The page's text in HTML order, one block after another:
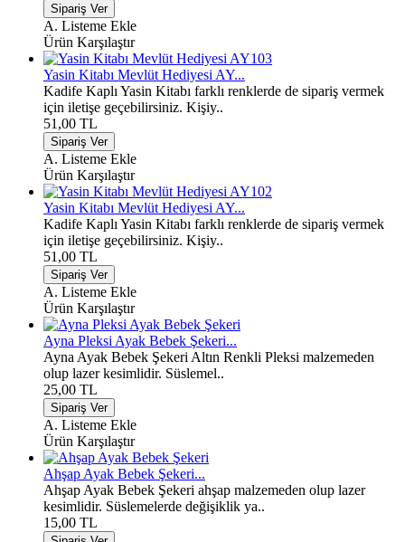
A. Listeme Ekle
Ürün Karşılaştır
Yasin Kitabı Mevlüt Hediyesi AY...
Kadife Kaplı Yasin Kitabı farklı renklerde de sipariş vermek
için iletişe geçebilirsiniz. Kişiy..
51,00 TL
A. Listeme Ekle
Ürün Karşılaştır
Yasin Kitabı Mevlüt Hediyesi AY...
Kadife Kaplı Yasin Kitabı farklı renklerde de sipariş vermek
için iletişe geçebilirsiniz. Kişiy..
51,00 TL
A. Listeme Ekle
Ürün Karşılaştır
Ayna Pleksi Ayak Bebek Şekeri...
Ayna Ayak Bebek Şekeri Altın Renkli Pleksi malzemeden
olup lazer kesimlidir. Süslemel..
25,00 TL
A. Listeme Ekle
Ürün Karşılaştır
Ahşap Ayak Bebek Şekeri...
Ahşap Ayak Bebek Şekeri ahşap malzemeden olup lazer
kesimlidir. Süslemelerde değişiklik ya..
15,00 TL